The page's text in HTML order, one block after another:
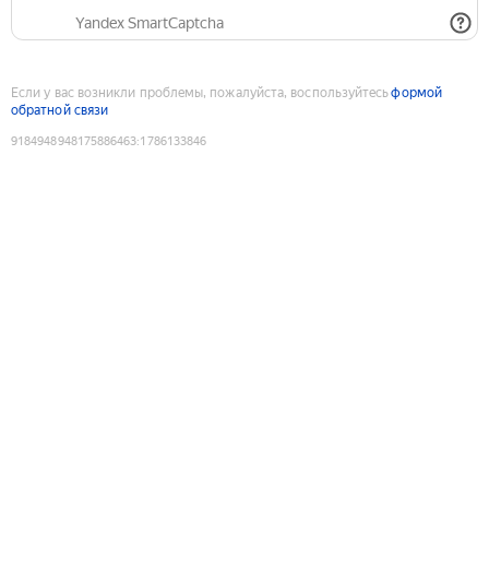
Yandex SmartCaptcha
Если у вас возникли проблемы, пожалуйста, воспользуйтесьформой
обратной связи
9184948948175886463:1786133846